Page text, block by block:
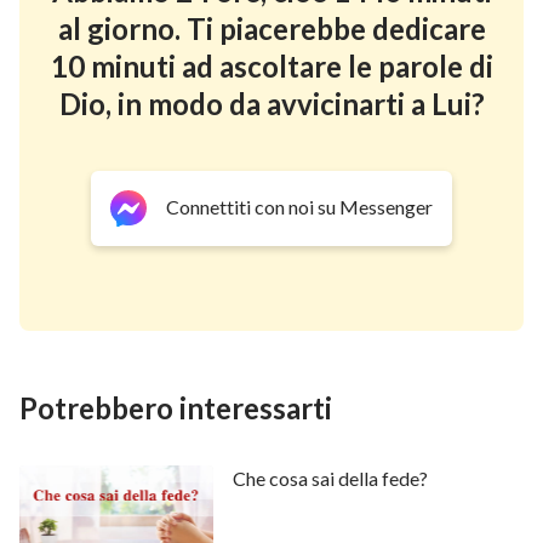
vogliono fuggire quando sentono che le parole di Dio
non sono state adempiute. Provaci, vedi se puoi darti
alla fuga. Dopo essere fuggito, tornerai comunque.
parola di Dio, non ti sarà possibile vivere. Se non ci
credi, prova tu stesso: pensi di potertene
semplicemente andare via? Tu sei sotto il dominio
osservi ciò che fa. È possibile che la tua carne non
solo, ma questa situazione sarà insopportabile a livello
mentale; ti sentirai teso e tormentato, non vi sarà
al giorno. Ti piacerebbe dedicare
10 minuti ad ascoltare le parole di
Dio, in modo da avvicinarti a Lui?
Connettiti con noi su Messenger
Potrebbero interessarti
Che cosa sai della fede?